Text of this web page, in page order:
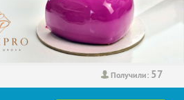
Получили: 57